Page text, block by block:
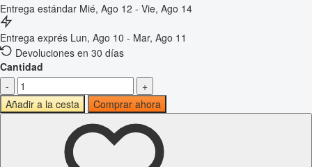
Entrega estándar Mié, Ago 12 - Vie, Ago 14
Entrega exprés Lun, Ago 10 - Mar, Ago 11
Devoluciones en 30 días
Cantidad
-
+
Añadir a la cesta
Comprar ahora